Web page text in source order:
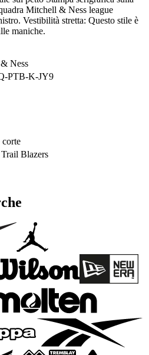
Mitchell & Ness league
Vestibilità stretta: Questo stile è
maniche.
Ness
PTB-K-JY9
Blazers